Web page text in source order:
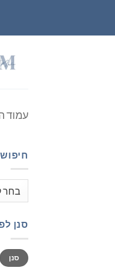
content
עמוד
סנן
מחיר
מינימלי
מחיר
מקסימלי
סנן